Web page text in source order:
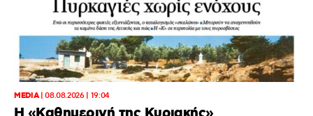
MEDIA|08.08.2026 | 19:04